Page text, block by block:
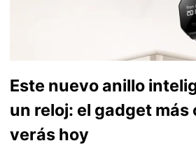
Este nuevo anillo
un reloj: el gadget más
verás hoy